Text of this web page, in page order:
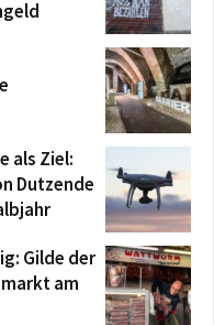
als Ziel:
Dutzende
Gilde der
am